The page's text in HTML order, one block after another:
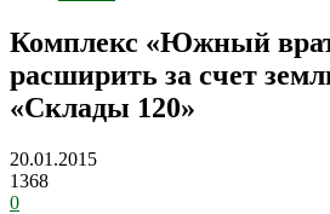
Комплекс «Южный
расширить за счет
«Склады 120»
20.01.2015
1368
0